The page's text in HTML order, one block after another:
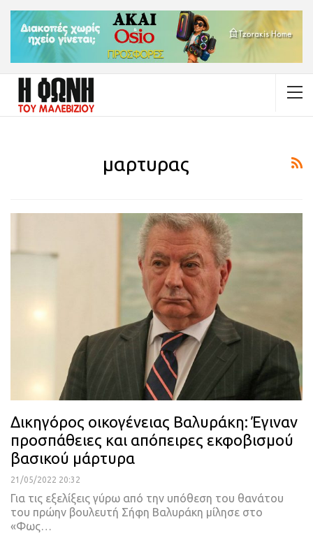
μαρτυρας
Δικηγόρος οικογένειας Βαλυράκη: Έγιναν
προσπάθειες και απόπειρες εκφοβισμού
βασικού μάρτυρα
21/05/2022 20:32
Για τις εξελίξεις γύρω από την υπόθεση του θανάτου
του πρώην βουλευτή Σήφη Βαλυράκη μίλησε στο
«Φως…